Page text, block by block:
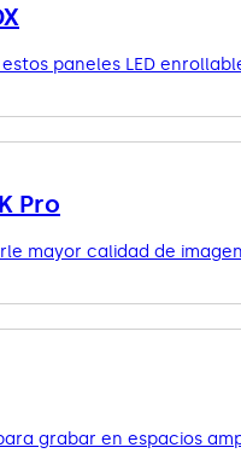
paneles LED
Pro
mayor calidad de
grabar en espacios